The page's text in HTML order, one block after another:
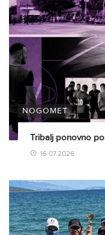
NOGOMET
Tribalj ponovno
16.07.2026